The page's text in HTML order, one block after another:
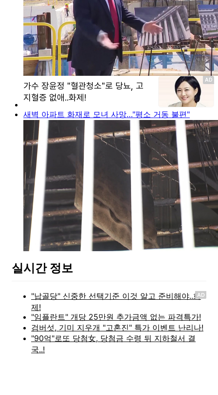
새벽 아파트 화재로 모녀 사망…"평소 거동 불편"
실시간 정보
AD